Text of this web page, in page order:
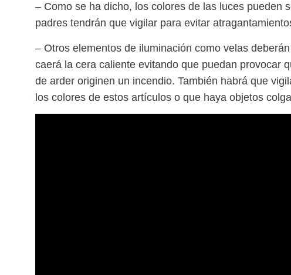
– Como se ha dicho, los colores de las luces pueden
padres tendrán que vigilar para evitar
– Otros elementos de iluminación como velas
caerá la cera caliente evitando que puedan provocar
de arder originen un incendio. También habrá que
los colores de estos artículos o que haya objetos